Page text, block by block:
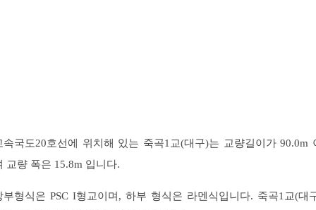
속국도20호선에 위치해 있는 죽곡1교(대구)는 교량길이가 90.0m
교량 폭은 15.8m 입니다.
부형식은 PSC I형교이며, 하부 형식은 라멘식입니다. 죽곡1교(대